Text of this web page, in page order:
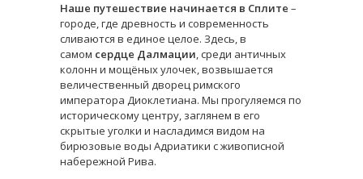
Наше путешествие начинается в Сплите –
городе, где древность и современность
сливаются в единое целое. Здесь, в
самом сердце Далмации, среди античных
колонн и мощёных улочек, возвышается
величественный дворец римского
императора Диоклетиана. Мы прогуляемся по
историческому центру, заглянем в его
скрытые уголки и насладимся видом на
бирюзовые воды Адриатики с живописной
набережной Рива.